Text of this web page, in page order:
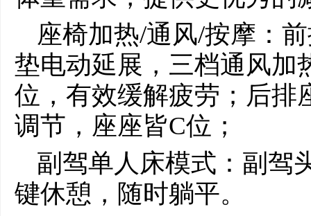
座椅加热/通风/按摩：
垫电动延展，三档通风加
位，有效缓解疲劳；后排
调节，座座皆C位；
副驾单人床模式：副驾
键休憩，随时躺平。